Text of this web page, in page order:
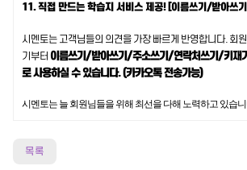
11. 직접 만드는 학습지 서비스 제공! [이름쓰기/받아쓰
시멘토는 고객님들의 의견을 가장 빠르게 반영합니다. 회
기부터 이름쓰기/받아쓰기/주소쓰기/연락처쓰기/키재
로 사용하실 수 있습니다. (카카오톡 전송가능)
시멘토는 늘 회원님들을 위해 최선을 다해 노력하고 있습
목록